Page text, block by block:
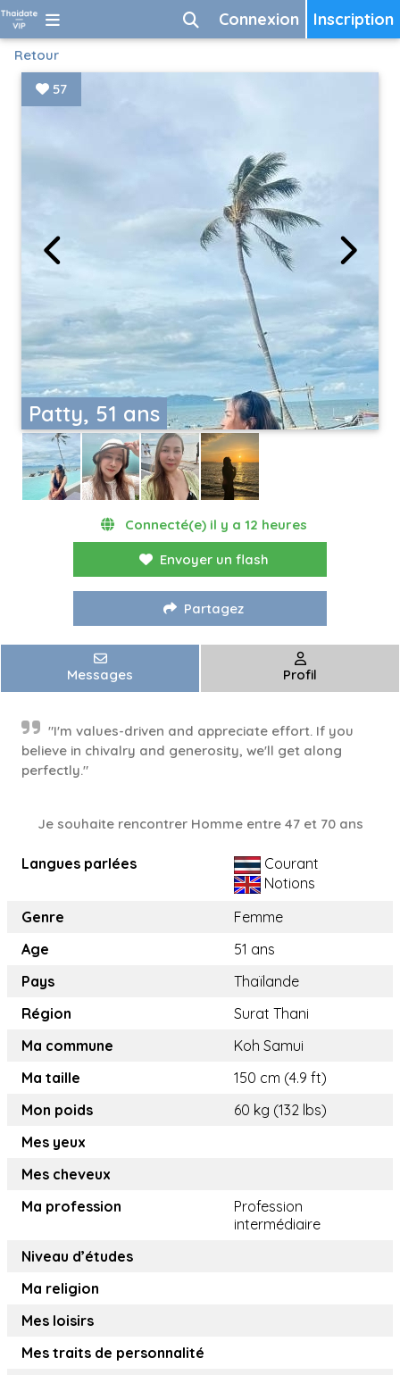
Inscription
Connexion
Retour
Patty, 51 ans
57
Connecté(e) il y a 12 heures
Envoyer un flash
Partagez
Messages Profil
"I'm values-driven and appreciate effort. If you
believe in chivalry and generosity, we'll get along
perfectly."
Je souhaite rencontrer Homme entre 47 et 70 ans
Langues parlées
Courant
Notions
Genre
Femme
Age
51 ans
Pays
Thaïlande
Région
Surat Thani
Ma commune
Koh Samui
Ma taille
150 cm (4.9 ft)
Mon poids
60 kg (132 lbs)
Mes yeux
Mes cheveux
Ma profession
Profession
intermédiaire
Niveau d’études
Ma religion
Mes loisirs
Mes traits de personnalité